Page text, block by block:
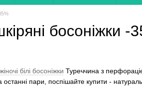
босоніжки -
білі босоніжки Туреччина з
останні пари, поспішайте купити -